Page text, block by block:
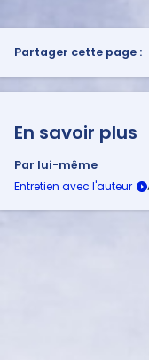
Partager cette page :
En savoir plus
Par lui-même
Entretien avec l'auteur